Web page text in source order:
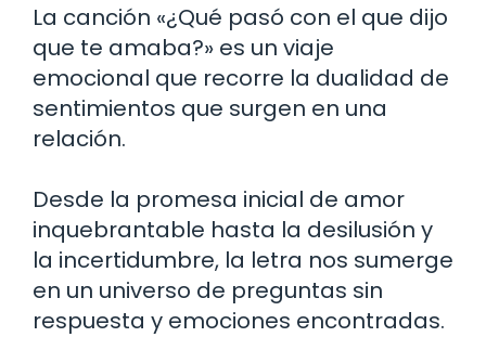
La canción «¿Qué pasó con el que dijo
que te amaba?» es un viaje
emocional que recorre la dualidad de
sentimientos que surgen en una
relación.
Desde la promesa inicial de amor
inquebrantable hasta la desilusión y
la incertidumbre, la letra nos sumerge
en un universo de preguntas sin
respuesta y emociones encontradas.